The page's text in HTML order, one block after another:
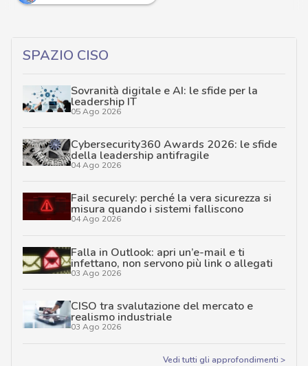
SPAZIO CISO
Sovranità digitale e AI: le sfide per la
leadership IT
05 Ago 2026
Cybersecurity360 Awards 2026: le sfide
della leadership antifragile
04 Ago 2026
Fail securely: perché la vera sicurezza si
misura quando i sistemi falliscono
04 Ago 2026
Falla in Outlook: apri un’e-mail e ti
infettano, non servono più link o allegati
03 Ago 2026
CISO tra svalutazione del mercato e
realismo industriale
03 Ago 2026
Vedi tutti gli approfondimenti >